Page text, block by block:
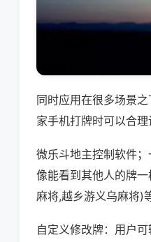
同时应用在很多场景
家手机打牌时可以合
微乐斗地主控制软件
像能看到其他人的牌
麻将,越乡游义乌麻将)
自定义修改牌：用户